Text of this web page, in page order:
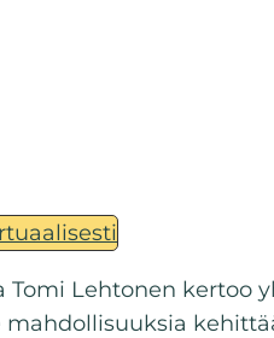
Tomi Lehtonen kertoo